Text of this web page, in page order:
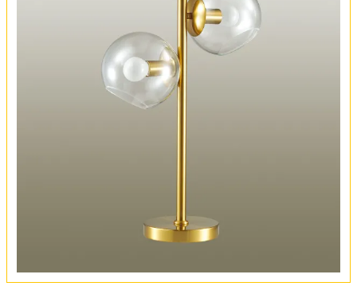
Оплата и доставка
Обмен и возврат